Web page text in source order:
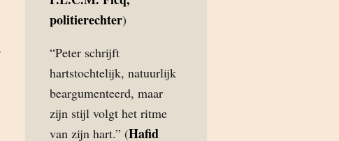
politierechter)
“Peter schrijft
hartstochtelijk, natuurlijk
beargumenteerd, maar
zijn stijl volgt het ritme
van zijn hart.” (Hafid